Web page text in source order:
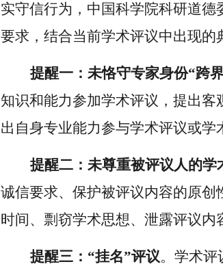
实守信行为，中国科学院科研道
要求，结合当前学术评议中出现的
提醒一：未恪守专家身份“跨
知识和能力参加学术评议，提出
出自身专业能力参与学术评议或学
提醒二：未尊重被评议人的学
诚信要求、保护被评议内容的原
时间、剽窃学术思想、泄露评议内
提醒三：“挂名”评议。学术评